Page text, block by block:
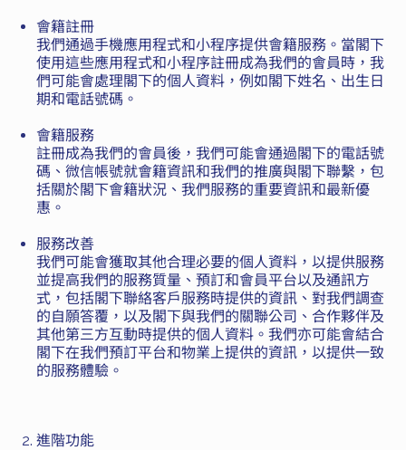
會籍註冊
我們通過手機應用程式和小程序提供會籍服務。當閣下
使用這些應用程式和小程序註冊成為我們的會員時，我
們可能會處理閣下的個人資料，例如閣下姓名、出生日
期和電話號碼。
會籍服務
註冊成為我們的會員後，我們可能會通過閣下的電話號
碼、微信帳號就會籍資訊和我們的推廣與閣下聯繫，包
括關於閣下會籍狀況、我們服務的重要資訊和最新優
惠。
服務改善
我們可能會獲取其他合理必要的個人資料，以提供服務
並提高我們的服務質量、預訂和會員平台以及通訊方
式，包括閣下聯絡客戶服務時提供的資訊、對我們調查
的自願答覆，以及閣下與我們的關聯公司、合作夥伴及
其他第三方互動時提供的個人資料。我們亦可能會結合
閣下在我們預訂平台和物業上提供的資訊，以提供一致
的服務體驗。
進階功能